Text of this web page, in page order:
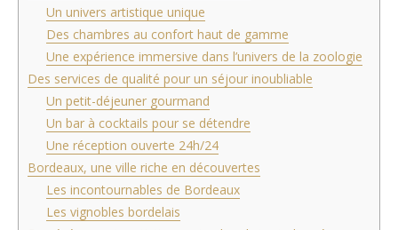
Un univers artistique unique
Des chambres au confort haut de gamme
Une expérience immersive dans l’univers de la zoologie
Des services de qualité pour un séjour inoubliable
Un petit-déjeuner gourmand
Un bar à cocktails pour se détendre
Une réception ouverte 24h/24
Bordeaux, une ville riche en découvertes
Les incontournables de Bordeaux
Les vignobles bordelais